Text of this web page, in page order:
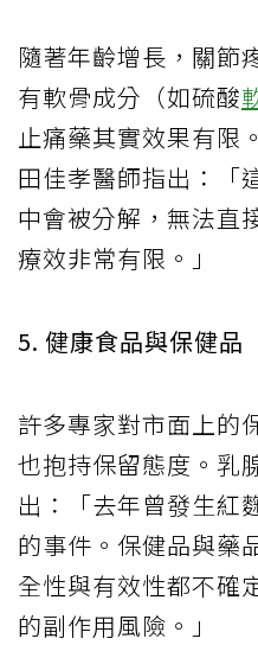
隨著年齡增長，關節
有軟骨成分（如硫酸
止痛藥其實效果有限
田佳孝醫師指出：「
中會被分解，無法直
療效非常有限。」
5. 健康食品與保健品
許多專家對市面上的
也抱持保留態度。乳
出：「去年曾發生紅
的事件。保健品與藥
全性與有效性都不確
的副作用風險。」